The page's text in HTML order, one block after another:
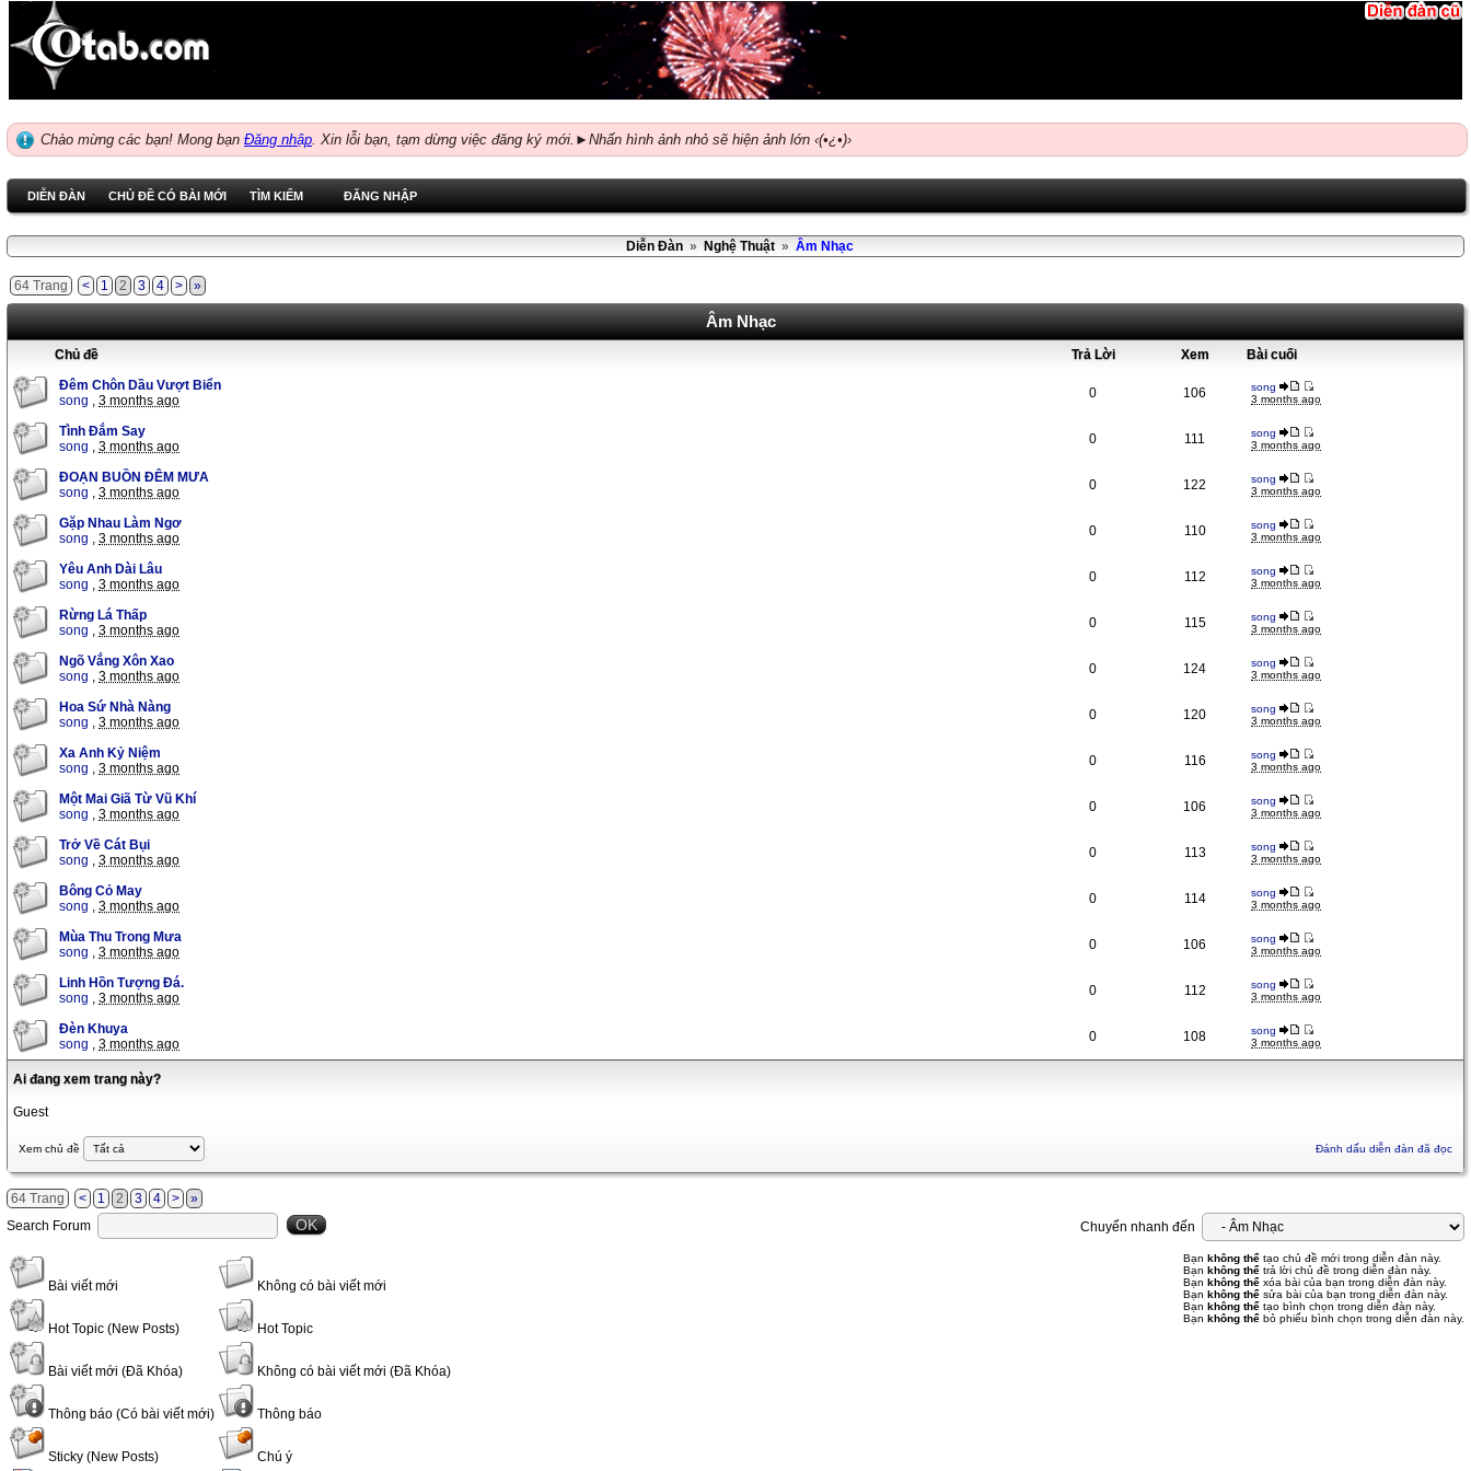
Chào mừng các bạn! Mong bạn Đăng nhập. Xin lỗi bạn, tạm dừng việc đăng ký mới.►Nhấn hình ảnh nhỏ sẽ hiện ảnh lớn ‹(•¿•)›
DIỄN ĐÀN CHỦ ĐỀ CÓ BÀI MỚI TÌM KIẾM ĐĂNG NHẬP
Diễn Đàn » Nghệ Thuật » Âm Nhạc
64 Trang < 1 2 3 4 > »
Âm Nhạc
Chủ đề Trả Lời Xem
Bài cuối
Đêm Chôn Dầu Vượt Biển
song , 3 months ago 0 106
song
3 months ago
Tình Đắm Say
song , 3 months ago 0 111
song
3 months ago
ĐOẠN BUỒN ĐÊM MƯA
song , 3 months ago 0 122
song
3 months ago
Gặp Nhau Làm Ngơ
song , 3 months ago 0 110
song
3 months ago
Yêu Anh Dài Lâu
song , 3 months ago 0 112
song
3 months ago
Rừng Lá Thấp
song , 3 months ago 0 115
song
3 months ago
Ngõ Vắng Xôn Xao
song , 3 months ago 0 124
song
3 months ago
Hoa Sứ Nhà Nàng
song , 3 months ago 0 120
song
3 months ago
Xa Anh Kỷ Niệm
song , 3 months ago 0 116
song
3 months ago
Một Mai Giã Từ Vũ Khí
song , 3 months ago 0 106
song
3 months ago
Trở Về Cát Bụi
song , 3 months ago 0 113
song
3 months ago
Bông Cỏ May
song , 3 months ago 0 114
song
3 months ago
Mùa Thu Trong Mưa
song , 3 months ago 0 106
song
3 months ago
Linh Hồn Tượng Đá.
song , 3 months ago 0 112
song
3 months ago
Đèn Khuya
song , 3 months ago 0 108
song
3 months ago
Ai đang xem trang này?
Guest
Xem chủ đề Đánh dấu diễn đàn đã đọc
64 Trang < 1 2 3 4 >
»
Search Forum
OK Chuyển nhanh đến
Bài viết mới Không có bài viết mới
Hot Topic (New Posts) Hot Topic
Bài viết mới (Đã Khóa) Không có bài viết mới (Đã Khóa)
Thông báo (Có bài viết mới) Thông báo
Sticky (New Posts) Chú ý
Bạn không thể tạo chủ đề mới trong diễn đàn này.
Bạn không thể trả lời chủ đề trong diễn đàn này.
Bạn không thể xóa bài của bạn trong diễn đàn này.
Bạn không thể sửa bài của bạn trong diễn đàn này.
Bạn không thể tạo bình chọn trong diễn đàn này.
Bạn không thể bỏ phiếu bình chọn trong diễn đàn này.